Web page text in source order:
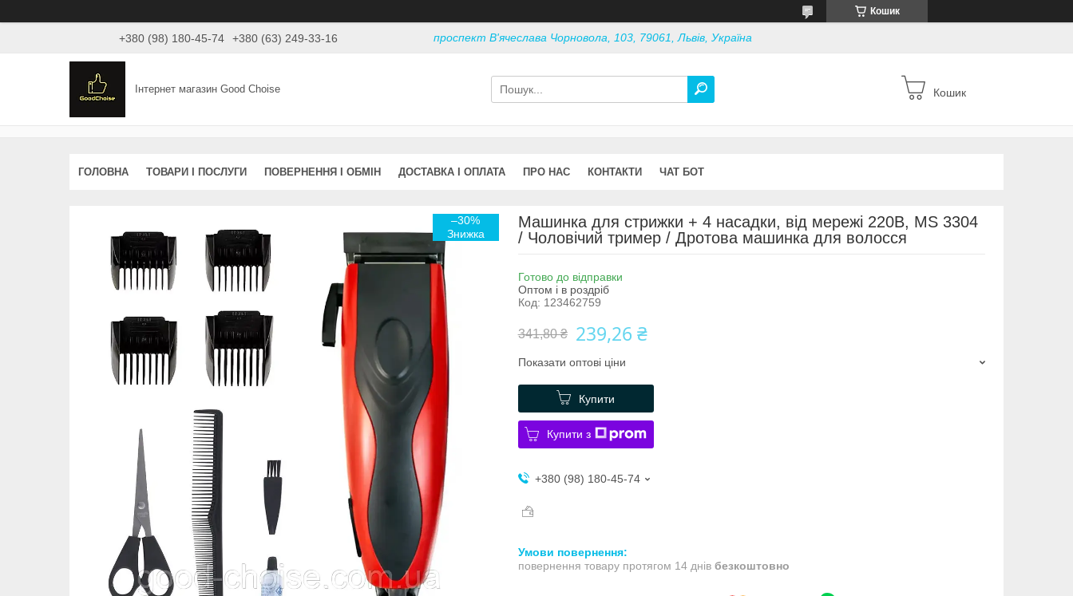
Кошик
+380 (98) 180-45-74 +380 (63) 249-33-16 проспект В'ячеслава Чорновола, 103, 79061, Львів, Україна
Інтернет магазин Good Choise Кошик
ГОЛОВНА ТОВАРИ І ПОСЛУГИ ПОВЕРНЕННЯ І ОБМІН ДОСТАВКА І ОПЛАТА ПРО НАС КОНТАКТИ ЧАТ БОТ
–30%
Машинка для стрижки + 4 насадки, від мережі 220В, MS 3304
/ Чоловічий тример / Дротова машинка для волосся
Готово до відправки
Оптом і в роздріб
Код: 123462759
341,80 ₴ 239,26 ₴
Показати оптові ціни
Купити
Купити з
+380 (98) 180-45-74
повернення товару протягом 14 днів безкоштовно